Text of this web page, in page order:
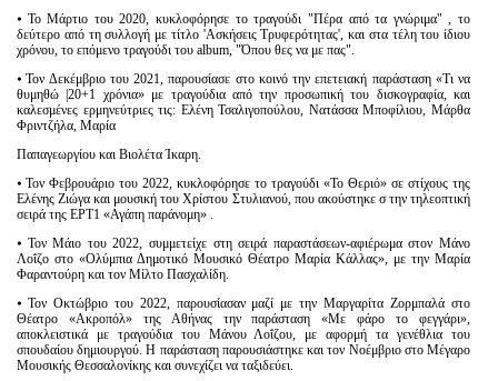
⦁ Το Μάρτιο του 2020, κυκλοφόρησε το τραγούδι "Πέρα από τα γνώριμα" , το
δεύτερο από τη συλλογή με τίτλο 'Ασκήσεις Τρυφερότητας', και στα τέλη του ίδιου
χρόνου, το επόμενο τραγούδι του album, "Όπου θες να με πας".
⦁ Τον Δεκέμβριο του 2021, παρουσίασε στο κοινό την επετειακή παράσταση «Τι να
θυμηθώ |20+1 χρόνια» με τραγούδια από την προσωπική του δισκογραφία, και
καλεσμένες ερμηνεύτριες τις: Ελένη Τσαλιγοπούλου, Νατάσσα Μποφίλιου, Μάρθα
Φριντζήλα, Μαρία
Παπαγεωργίου και Βιολέτα Ίκαρη.
⦁ Τον Φεβρουάριο του 2022, κυκλοφόρησε το τραγούδι «Το Θεριό» σε στίχους της
Ελένης Ζιώγα και μουσική του Χρίστου Στυλιανού, που ακούστηκε σ την τηλεοπτική
σειρά της ΕΡΤ1 «Αγάπη παράνομη» .
⦁ Τον Μάιο του 2022, συμμετείχε στη σειρά παραστάσεων-αφιέρωμα στον Μάνο
Λοΐζο στο «Ολύμπια Δημοτικό Μουσικό Θέατρο Μαρία Κάλλας», με την Μαρία
Φαραντούρη και τον Μίλτο Πασχαλίδη.
⦁ Τον Οκτώβριο του 2022, παρουσίασαν μαζί με την Μαργαρίτα Ζορμπαλά στο
Θέατρο «Ακροπόλ» της Αθήνας την παράσταση «Με φάρο το φεγγάρι»,
αποκλειστικά με τραγούδια του Μάνου Λοΐζου, με αφορμή τα γενέθλια του
σπουδαίου δημιουργού. Η παράσταση παρουσιάστηκε και τον Νοέμβριο στο Μέγαρο
Μουσικής Θεσσαλονίκης και συνεχίζει να ταξιδεύει.